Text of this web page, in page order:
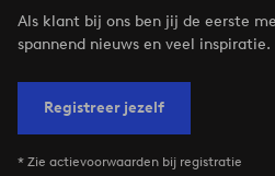
Als klant bij ons ben jij de eerste
spannend nieuws en veel inspiratie.
Registreer jezelf
* Zie actievoorwaarden bij registratie